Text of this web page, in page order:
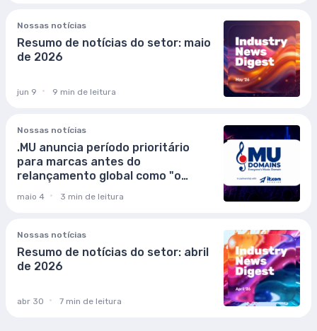
Nossas notícias
Resumo de notícias do setor: maio
de 2026
jun 9 9 min de leitura
Nossas notícias
.MU anuncia período prioritário
para marcas antes do
relançamento global como "o
maio 4 3 min de leitura
Nossas notícias
Resumo de notícias do setor: abril
de 2026
abr 30 7 min de leitura